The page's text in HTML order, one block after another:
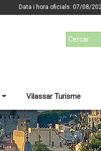
Data i hora oficials: 07/08/
Vilassar Turisme